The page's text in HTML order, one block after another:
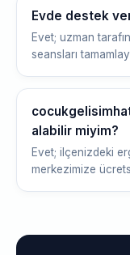
Evde destek
Evet; uzman
seansları
alabilir miyim?
Evet; ilçenizdeki
merkezimize